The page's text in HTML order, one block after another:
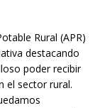
Rural (APR)
destacando
poder recibir
el sector rural.